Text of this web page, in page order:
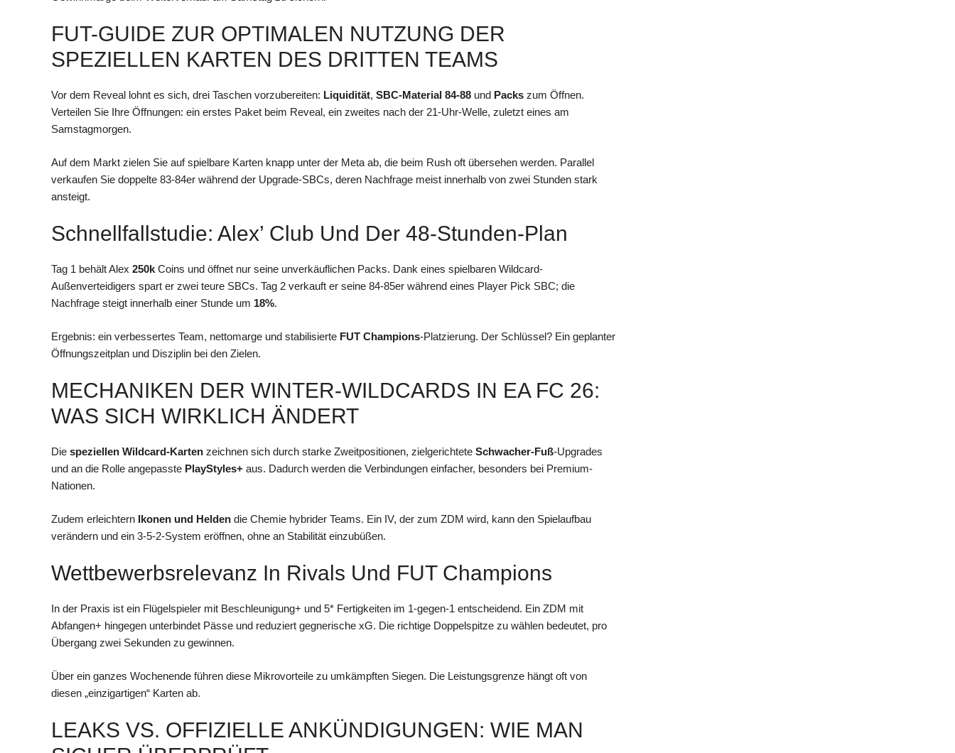
FUT-GUIDE ZUR OPTIMALEN NUTZUNG DER
SPEZIELLEN KARTEN DES DRITTEN TEAMS
Vor dem Reveal lohnt es sich, drei Taschen vorzubereiten: Liquidität, SBC-Material 84-88 und Packs zum Öffnen.
Verteilen Sie Ihre Öffnungen: ein erstes Paket beim Reveal, ein zweites nach der 21-Uhr-Welle, zuletzt eines am
Samstagmorgen.
Auf dem Markt zielen Sie auf spielbare Karten knapp unter der Meta ab, die beim Rush oft übersehen werden. Parallel
verkaufen Sie doppelte 83-84er während der Upgrade-SBCs, deren Nachfrage meist innerhalb von zwei Stunden stark
ansteigt.
Schnellfallstudie: Alex’ Club Und Der 48-Stunden-Plan
Tag 1 behält Alex 250k Coins und öffnet nur seine unverkäuflichen Packs. Dank eines spielbaren Wildcard-
Außenverteidigers spart er zwei teure SBCs. Tag 2 verkauft er seine 84-85er während eines Player Pick SBC; die
Nachfrage steigt innerhalb einer Stunde um 18%.
Ergebnis: ein verbessertes Team, nettomarge und stabilisierte FUT Champions-Platzierung. Der Schlüssel? Ein geplanter
Öffnungszeitplan und Disziplin bei den Zielen.
MECHANIKEN DER WINTER-WILDCARDS IN EA FC 26:
WAS SICH WIRKLICH ÄNDERT
Die speziellen Wildcard-Karten zeichnen sich durch starke Zweitpositionen, zielgerichtete Schwacher-Fuß-Upgrades
und an die Rolle angepasste PlayStyles+ aus. Dadurch werden die Verbindungen einfacher, besonders bei Premium-
Nationen.
Zudem erleichtern Ikonen und Helden die Chemie hybrider Teams. Ein IV, der zum ZDM wird, kann den Spielaufbau
verändern und ein 3-5-2-System eröffnen, ohne an Stabilität einzubüßen.
Wettbewerbsrelevanz In Rivals Und FUT Champions
In der Praxis ist ein Flügelspieler mit Beschleunigung+ und 5* Fertigkeiten im 1-gegen-1 entscheidend. Ein ZDM mit
Abfangen+ hingegen unterbindet Pässe und reduziert gegnerische xG. Die richtige Doppelspitze zu wählen bedeutet, pro
Übergang zwei Sekunden zu gewinnen.
Über ein ganzes Wochenende führen diese Mikrovorteile zu umkämpften Siegen. Die Leistungsgrenze hängt oft von
diesen „einzigartigen“ Karten ab.
LEAKS VS. OFFIZIELLE ANKÜNDIGUNGEN: WIE MAN